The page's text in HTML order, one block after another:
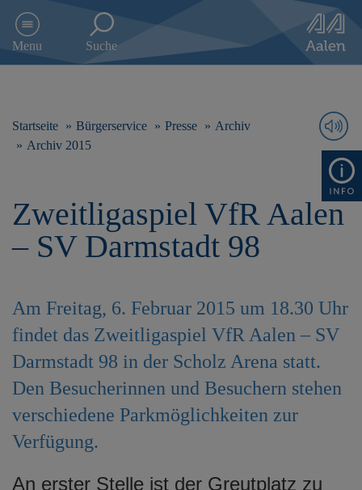
e
Menu Suche
Startseite Bürgerservice Presse
Archiv
Archiv 2015
Zweitligaspiel VfR Aalen
– SV Darmstadt 98
Am Freitag, 6. Februar 2015 um 18.30 Uhr
findet das Zweitligaspiel VfR Aalen – SV
Darmstadt 98 in der Scholz Arena statt.
Den Besucherinnen und Besuchern stehen
verschiedene Parkmöglichkeiten zur
Verfügung.
An erster Stelle ist der Greutplatz zu